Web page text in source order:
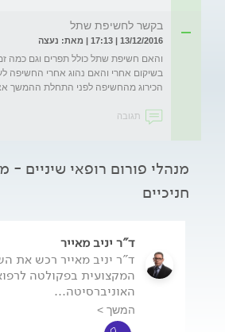
בקשר לחשיפת שתל
13/12/2016 | 17:13 | מאת: נעצה
והאם חשיפת שתל כולל תפרים וגם כמה
בשיקום אחרי והאם נהוג אחרי החשיפה
הכירוג מהחשיפה לפני התחלת ההמשך
תגובה
מנהלי פורום רופאי שיניים
חניכיים
ד"ר יניב מאייר
ד"ר יניב מאייר רכש את
המקצועית בפקולטה
האוניברסיטה...
המשך >